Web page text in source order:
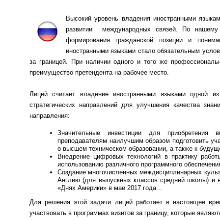
Высокий уровень владения иностранными
развитии международных связей. По нашему
формирования гражданской позиции и
иностранными языками стало обязательным
за границей. При наличии одного и того же
преимущество претендента на рабочее место.
Лицей считает владение иностранными языками одной
стратегических направлений для улучшения качества
направления:
Значительные инвестиции для приобретения
преподавателям наилучшим образом подготовить
о высшем техническом образовании, а также к
Внедрение цифровых технологий в практику
использованию различного программного
Создание многочисленных междисциплинарных
Англию (для выпускных классов средней школы) и
«Днях Америки» в мае 2017 года...
Для решения этой задачи лицей работает в настоящее
участвовать в программах визитов за границу, которые